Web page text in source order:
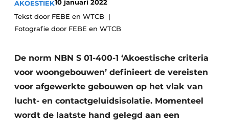
Vacatures
Aanmelden
Bedrijven
Contact
Akoestiek
Brandveiligheid
Evenementen
AKOESTIEK10 januari 2022
Tekst door FEBE en WTCB
Fotografie door FEBE en WTCB
De norm NBN S 01-400-1 ‘Akoestische criteria
voor woongebouwen’ definieert de vereisten
voor afgewerkte gebouwen op het vlak van
lucht- en contactgeluidsisolatie. Momenteel
wordt de laatste hand gelegd aan een